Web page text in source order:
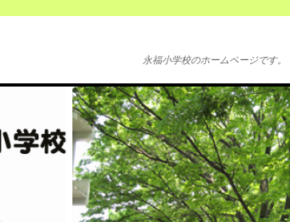
永福小学校のホームページです。